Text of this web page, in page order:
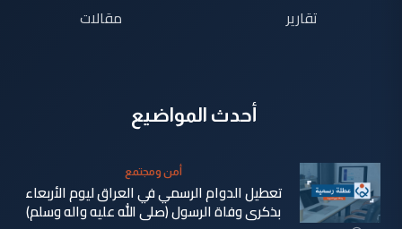
تقارير
مقالات
أحدث المواضيع
أمن ومجتمع
تعطيل الدوام الرسمي في العراق ليوم الأربعاء
بذكرى وفاة الرسول (صلى الله عليه واله وسلم)